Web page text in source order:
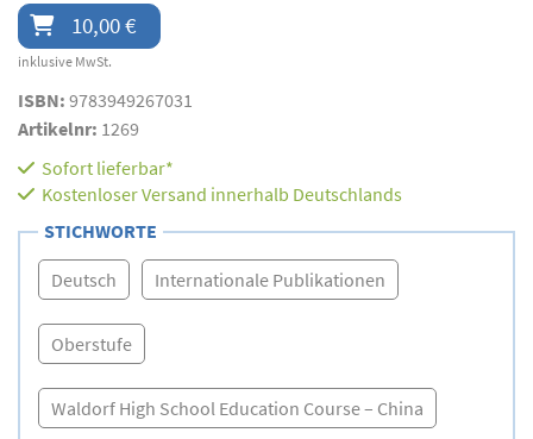
10,00 €
inklusive MwSt.
ISBN: 9783949267031
Artikelnr: 1269
Sofort lieferbar*
Kostenloser Versand innerhalb Deutschlands
STICHWORTE
Deutsch Internationale Publikationen
Oberstufe
Waldorf High School Education Course – China